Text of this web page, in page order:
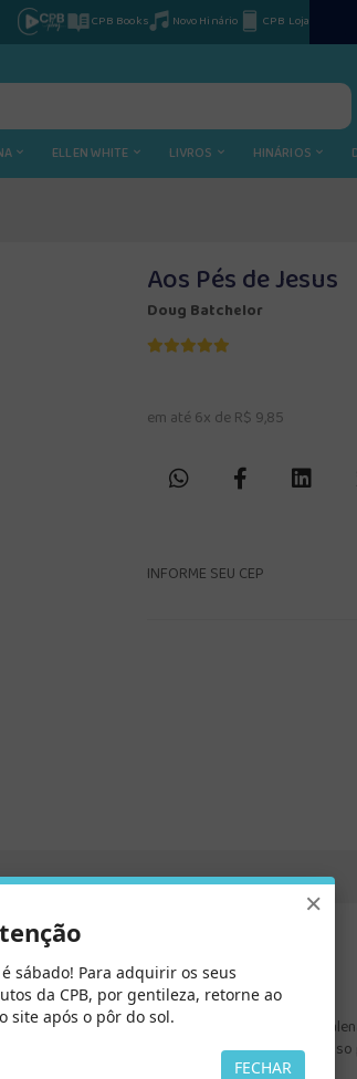
CPB Books Novo Hinário CPB Loja
ELLEN WHITE LIVROS HINÁRIOS
Aos Pés de Jesus
Doug Batchelor
em até 6x de R$ 9,85
INFORME SEU CEP
mais dedicada discípula de Jesus: Maria
Salvador que, sem condenar ou ignorar
×
sábado! Para adquirir os seus
da CPB, por gentileza, retorne ao
site após o pôr do sol.
FECHAR